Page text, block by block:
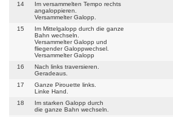
14
Im versammelten Tempo rechts
angaloppieren.
Versammelter Galopp.
15
Im Mittelgalopp durch die ganze
Bahn wechseln.
Versammelter Galopp und
fliegender Galoppwechsel.
Versammelter Galopp
16
Nach links traversieren.
Geradeaus.
17
Ganze Pirouette links.
Linke Hand.
18
Im starken Galopp durch
die ganze Bahn wechseln.